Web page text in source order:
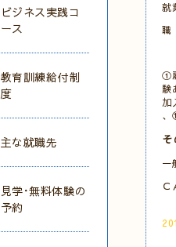
就
①
験
加
、
そ
一
Ｃ
ビジネス実践コ
ース
教育訓練給付制
度
主な就職先
見学･無料体験の
予約